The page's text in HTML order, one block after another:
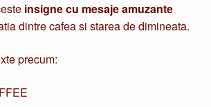
insigne cu mesaje amuzante
dintre cafea si starea de dimineata.
precum: